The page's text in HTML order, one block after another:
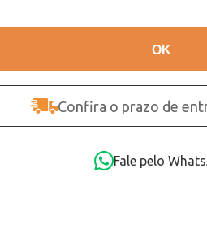
Confira o prazo de
Fale pelo